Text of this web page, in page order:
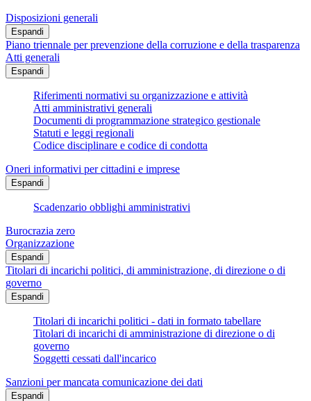
Disposizioni generali
Espandi
Piano triennale per prevenzione della corruzione e della trasparenza
Atti generali
Espandi
Riferimenti normativi su organizzazione e attività
Atti amministrativi generali
Documenti di programmazione strategico gestionale
Statuti e leggi regionali
Codice disciplinare e codice di condotta
Oneri informativi per cittadini e imprese
Espandi
Scadenzario obblighi amministrativi
Burocrazia zero
Organizzazione
Espandi
Titolari di incarichi politici, di amministrazione, di direzione o di
governo
Espandi
Titolari di incarichi politici - dati in formato tabellare
Titolari di incarichi di amministrazione di direzione o di
governo
Soggetti cessati dall'incarico
Sanzioni per mancata comunicazione dei dati
Espandi